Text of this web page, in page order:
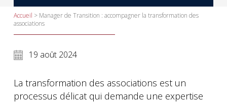
Accueil > Manager de Transition : accompagner la transformation des
associations
19 août 2024
La transformation des associations est un
processus délicat qui demande une expertise